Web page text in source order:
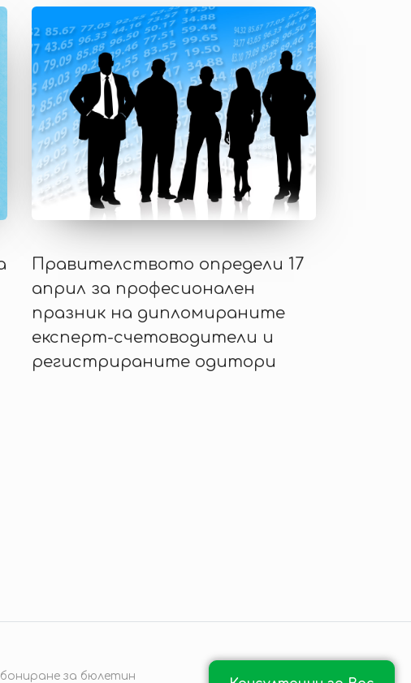
Правителството определи 17
април за професионален
празник на дипломираните
експерт-счетоводители и
регистрираните одитори
за бюлетин